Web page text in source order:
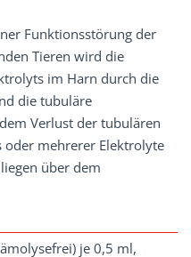
Funktionsstörung der
Tieren wird die
im Harn durch die
die tubuläre
Verlust der tubulären
oder mehrerer Elektrolyte
über dem
je 0,5 ml,